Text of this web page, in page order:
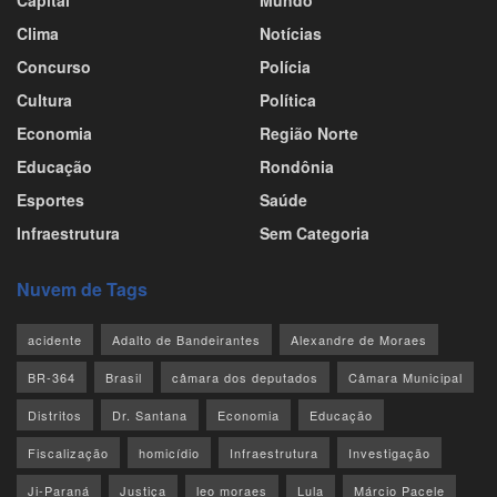
Clima
Concurso
Cultura
Economia
Educação
Esportes
Infraestrutura
Notícias
Polícia
Política
Região Norte
Rondônia
Saúde
Sem Categoria
Nuvem de Tags
acidente Adalto de Bandeirantes Alexandre de Moraes
BR-364 Brasil câmara dos deputados Câmara Municipal
Distritos Dr. Santana Economia Educação
Fiscalização homicídio Infraestrutura Investigação
Ji-Paraná Justiça leo moraes Lula Márcio Pacele